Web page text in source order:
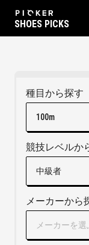
SHOES PICKS
種目から探す
100m
競技レベルか
中級者
メーカーから
メーカーを選